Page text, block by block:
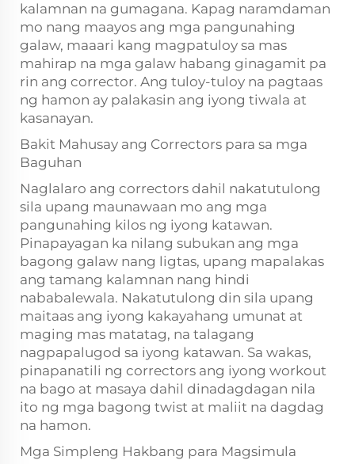
kalamnan na gumagana. Kapag naramdaman
mo nang maayos ang mga pangunahing
galaw, maaari kang magpatuloy sa mas
mahirap na mga galaw habang ginagamit pa
rin ang corrector. Ang tuloy-tuloy na pagtaas
ng hamon ay palakasin ang iyong tiwala at
kasanayan.
Bakit Mahusay ang Correctors para sa mga
Baguhan
Naglalaro ang correctors dahil nakatutulong
sila upang maunawaan mo ang mga
pangunahing kilos ng iyong katawan.
Pinapayagan ka nilang subukan ang mga
bagong galaw nang ligtas, upang mapalakas
ang tamang kalamnan nang hindi
nababalewala. Nakatutulong din sila upang
maitaas ang iyong kakayahang umunat at
maging mas matatag, na talagang
nagpapalugod sa iyong katawan. Sa wakas,
pinapanatili ng correctors ang iyong workout
na bago at masaya dahil dinadagdagan nila
ito ng mga bagong twist at maliit na dagdag
na hamon.
Mga Simpleng Hakbang para Magsimula